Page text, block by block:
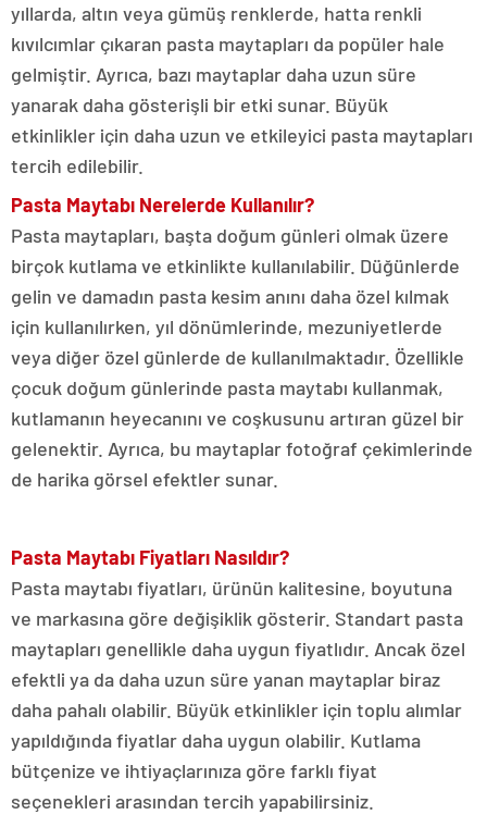
yıllarda, altın veya gümüş renklerde, hatta renkli
kıvılcımlar çıkaran pasta maytapları da popüler hale
gelmiştir. Ayrıca, bazı maytaplar daha uzun süre
yanarak daha gösterişli bir etki sunar. Büyük
etkinlikler için daha uzun ve etkileyici pasta maytapları
tercih edilebilir.
Pasta Maytabı Nerelerde Kullanılır?
Pasta maytapları, başta doğum günleri olmak üzere
birçok kutlama ve etkinlikte kullanılabilir. Düğünlerde
gelin ve damadın pasta kesim anını daha özel kılmak
için kullanılırken, yıl dönümlerinde, mezuniyetlerde
veya diğer özel günlerde de kullanılmaktadır. Özellikle
çocuk doğum günlerinde pasta maytabı kullanmak,
kutlamanın heyecanını ve coşkusunu artıran güzel bir
gelenektir. Ayrıca, bu maytaplar fotoğraf çekimlerinde
de harika görsel efektler sunar.
Pasta Maytabı Fiyatları Nasıldır?
Pasta maytabı fiyatları, ürünün kalitesine, boyutuna
ve markasına göre değişiklik gösterir. Standart pasta
maytapları genellikle daha uygun fiyatlıdır. Ancak özel
efektli ya da daha uzun süre yanan maytaplar biraz
daha pahalı olabilir. Büyük etkinlikler için toplu alımlar
yapıldığında fiyatlar daha uygun olabilir. Kutlama
bütçenize ve ihtiyaçlarınıza göre farklı fiyat
seçenekleri arasından tercih yapabilirsiniz.